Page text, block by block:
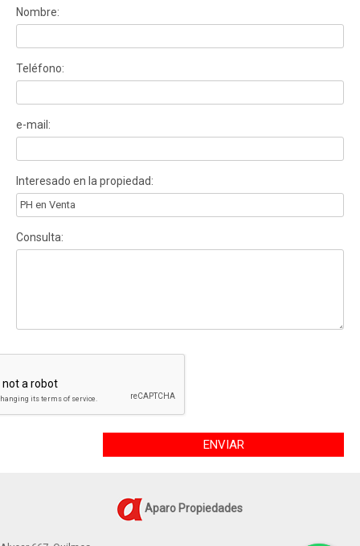
Nombre:
Teléfono:
e-mail:
Interesado en la propiedad:
Consulta:
ENVIAR
Aparo Propiedades